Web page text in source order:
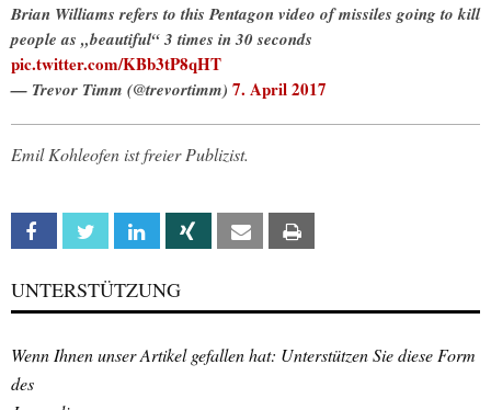
Brian Williams refers to this Pentagon video of missiles going to kill
people as „beautiful“ 3 times in 30 seconds
pic.twitter.com/KBb3tP8qHT
— Trevor Timm (@trevortimm) 7. April 2017
Emil Kohleofen ist freier Publizist.
Facebook Twitter Linkedin Xing Email
UNTERSTÜTZUNG
Wenn Ihnen unser Artikel gefallen hat: Unterstützen Sie diese Form
des